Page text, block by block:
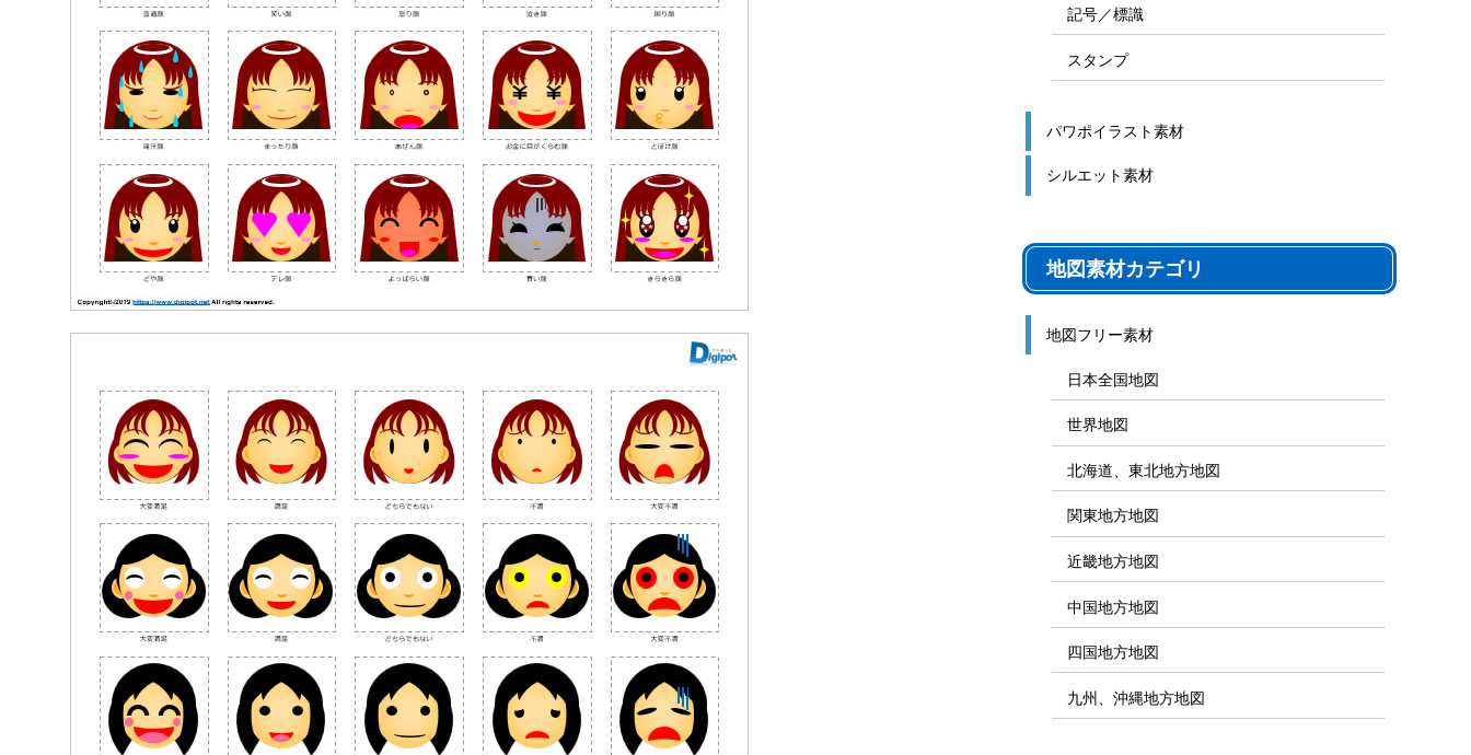
記号／標識
スタンプ
パワポイラスト素材
シルエット素材
地図素材カテゴリ
地図フリー素材
日本全国地図
世界地図
北海道、東北地方地図
関東地方地図
近畿地方地図
中国地方地図
四国地方地図
九州、沖縄地方地図